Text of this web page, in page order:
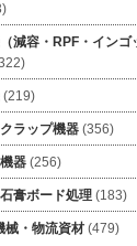
減容・RPF・インゴ
(219)
ラップ機器(356)
器(256)
膏ボード処理(183)
械・物流資材(479)